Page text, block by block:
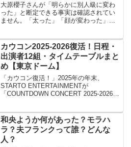
大原櫻子さんが「明らかに別人級に変わ
った」と断定できる事実は確認されてい
ません。「太った」「顔が変わった」と
関係している可能性があります。「何が
あった？」と気にされる理...
カウコン2025-2026復活！日程・
出演者12組・タイムテーブルまと
め【東京ドーム】
「カウコン復活！」2025年の年末、
STARTO ENTERTAINMENTが
「COUNTDOWN CONCERT 2025-2026
の“カウコン”が3年ぶ...
和央ようか何があった？モラハ
ラ？夫フランクって誰？どんな
人？